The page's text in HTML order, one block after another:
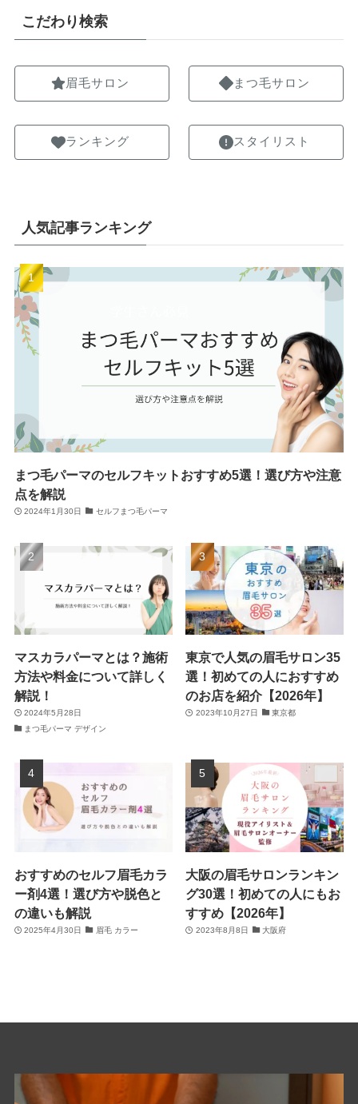
こだわり検索
眉毛サロン
ランキング
まつ毛サロン
スタイリスト
人気記事ランキング
まつ毛パーマのセルフキットおすすめ5選！選び方や注意
点を解説
2024年1月30日 セルフまつ毛パーマ
マスカラパーマとは？施術
方法や料金について詳しく
解説！
2024年5月28日
まつ毛パーマ デザイン
東京で人気の眉毛サロン35
選！初めての人におすすめ
のお店を紹介【2026年】
2023年10月27日 東京都
おすすめのセルフ眉毛カラ
ー剤4選！選び方や脱色と
の違いも解説
2025年4月30日 眉毛 カラー
大阪の眉毛サロンランキン
グ30選！初めての人にもお
すすめ【2026年】
2023年8月8日 大阪府